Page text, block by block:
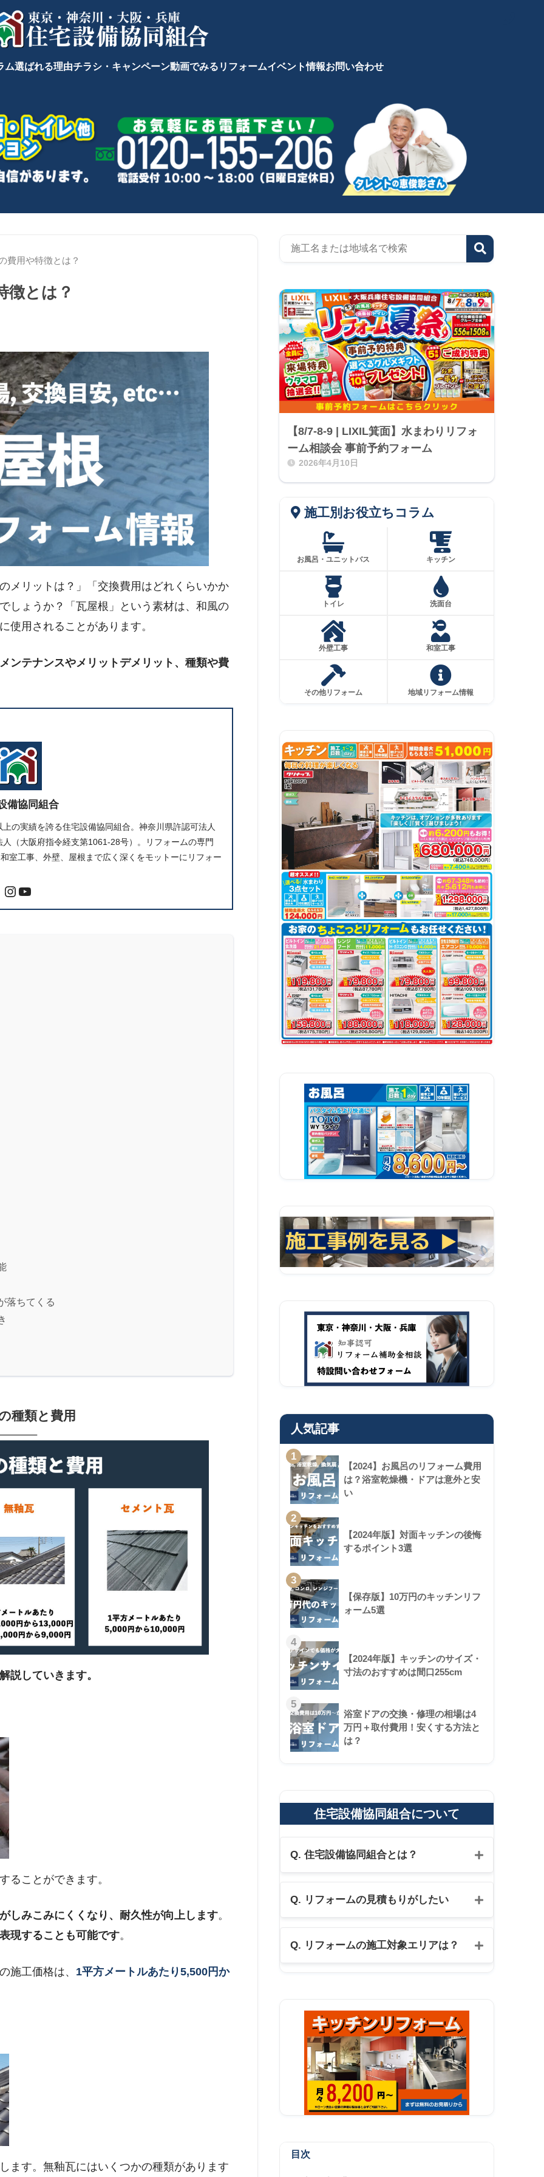
ム選ばれる理由チラシ・キャンペーン動画でみるリフォームイベント情報お問い合わせ
費用や特徴とは？
徴とは？
メリットは？」「交換費用はどれくらいかか
しょうか？「瓦屋根」という素材は、和風の
使用されることがあります。
ンテナンスやメリットデメリット、種類や費
備協同組合
の実績を誇る住宅設備協同組合。神奈川県許認可法人
（大阪府指令経支第1061-28号）。リフォームの専門
室工事、外壁、屋根まで広く深くをモットーにリフォー
落ちてくる
種類と費用
説していきます。
ることができます。
しみこみにくくなり、耐久性が向上します。
現することも可能です。
施工価格は、 1平方メートルあたり5,500円か
ます。無釉瓦にはいくつかの種類があります
【8/7-8-9 | LIXIL箕面】水まわりリフォ
ーム相談会 事前予約フォーム
2026年4月10日
施工別お役立ちコラム
お風呂・ユニットバス キッチン
トイレ 洗面台
外壁工事 和室工事
その他リフォーム 地域リフォーム情報
人気記事
1
【2024】お風呂のリフォーム費用
は？浴室乾燥機・ドアは意外と安
い
2
【2024年版】対面キッチンの後悔
するポイント3選
3
【保存版】10万円のキッチンリフ
ォーム5選
4
【2024年版】キッチンのサイズ・
寸法のおすすめは間口255cm
5
浴室ドアの交換・修理の相場は4
万円＋取付費用！安くする方法と
は？
住宅設備協同組合について
Q. 住宅設備協同組合とは？
Q. リフォームの見積もりがしたい
Q. リフォームの施工対象エリアは？
目次